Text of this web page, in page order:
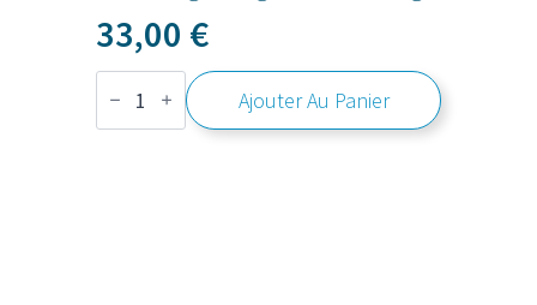
33,00 €
quantité
de
Pâte
Ajouter Au Panier